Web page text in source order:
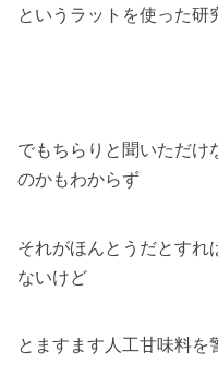
というラットを使った研
でもちらりと聞いただけ
のかもわからず
それがほんとうだとす
ないけど
とますます人工甘味料を